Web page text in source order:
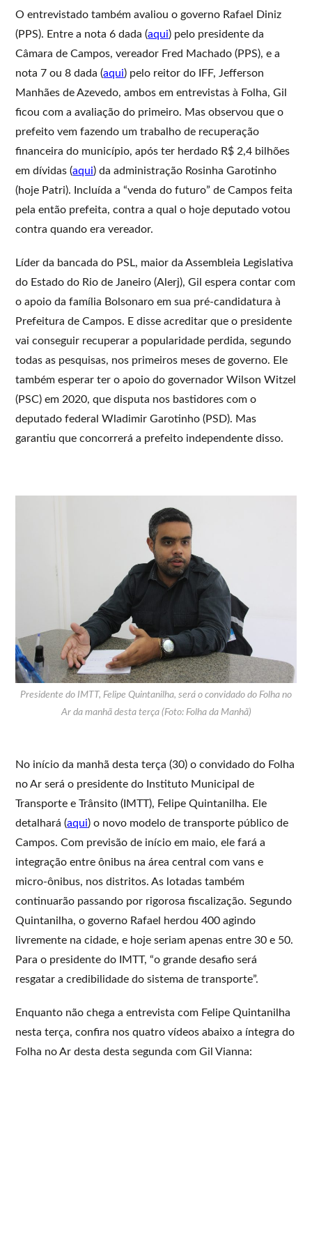
O entrevistado também avaliou o governo Rafael Diniz
(PPS). Entre a nota 6 dada (aqui) pelo presidente da
Câmara de Campos, vereador Fred Machado (PPS), e a
nota 7 ou 8 dada (aqui) pelo reitor do IFF, Jefferson
Manhães de Azevedo, ambos em entrevistas à Folha, Gil
ficou com a avaliação do primeiro. Mas observou que o
prefeito vem fazendo um trabalho de recuperação
financeira do município, após ter herdado R$ 2,4 bilhões
em dívidas (aqui) da administração Rosinha Garotinho
(hoje Patri). Incluída a “venda do futuro” de Campos feita
pela então prefeita, contra a qual o hoje deputado votou
contra quando era vereador.
Líder da bancada do PSL, maior da Assembleia Legislativa
do Estado do Rio de Janeiro (Alerj), Gil espera contar com
o apoio da família Bolsonaro em sua pré-candidatura à
Prefeitura de Campos. E disse acreditar que o presidente
vai conseguir recuperar a popularidade perdida, segundo
todas as pesquisas, nos primeiros meses de governo. Ele
também esperar ter o apoio do governador Wilson Witzel
(PSC) em 2020, que disputa nos bastidores com o
deputado federal Wladimir Garotinho (PSD). Mas
garantiu que concorrerá a prefeito independente disso.
Presidente do IMTT, Felipe Quintanilha, será o convidado do Folha no
Ar da manhã desta terça (Foto: Folha da Manhã)
No início da manhã desta terça (30) o convidado do Folha
no Ar será o presidente do Instituto Municipal de
Transporte e Trânsito (IMTT), Felipe Quintanilha. Ele
detalhará (aqui) o novo modelo de transporte público de
Campos. Com previsão de início em maio, ele fará a
integração entre ônibus na área central com vans e
micro-ônibus, nos distritos. As lotadas também
continuarão passando por rigorosa fiscalização. Segundo
Quintanilha, o governo Rafael herdou 400 agindo
livremente na cidade, e hoje seriam apenas entre 30 e 50.
Para o presidente do IMTT, “o grande desafio será
resgatar a credibilidade do sistema de transporte”.
Enquanto não chega a entrevista com Felipe Quintanilha
nesta terça, confira nos quatro vídeos abaixo a íntegra do
Folha no Ar desta desta segunda com Gil Vianna: